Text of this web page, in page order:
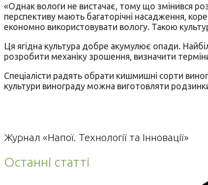
«Однак вологи не вистачає, тому що змінився
перспективу мають багаторічні насадження,
економно використовувати вологу. Такою
Ця ягідна культура добре акумулює опади.
розробити механіку зрошення, визначити
Спеціалісти радять обрати кишмишні сорти
культури винограду можна виготовляти
Журнал «Напої. Технології та Інновації»
Останні статті